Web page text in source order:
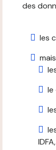
des
les
le